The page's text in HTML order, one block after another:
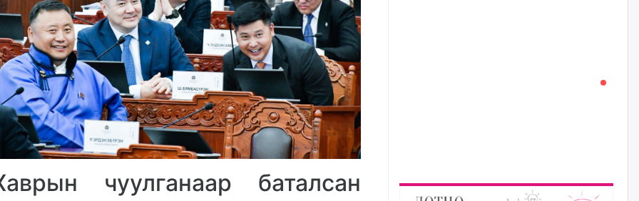
чуулганаар баталсан